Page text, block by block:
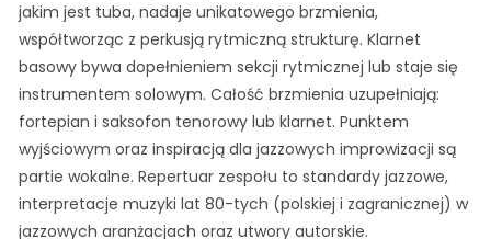
jakim jest tuba, nadaje unikatowego brzmienia,
współtworząc z perkusją rytmiczną strukturę. Klarnet
basowy bywa dopełnieniem sekcji rytmicznej lub staje się
instrumentem solowym. Całość brzmienia uzupełniają:
fortepian i saksofon tenorowy lub klarnet. Punktem
wyjściowym oraz inspiracją dla jazzowych improwizacji są
partie wokalne. Repertuar zespołu to standardy jazzowe,
interpretacje muzyki lat 80-tych (polskiej i zagranicznej) w
jazzowych aranżacjach oraz utwory autorskie.